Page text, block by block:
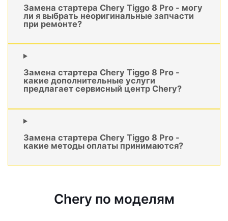
Замена стартера Chery Tiggo 8 Pro - могу
ли я выбрать неоригинальные запчасти
при ремонте?
Замена стартера Chery Tiggo 8 Pro -
какие дополнительные услуги
предлагает сервисный центр Chery?
Замена стартера Chery Tiggo 8 Pro -
какие методы оплаты принимаются?
Chery по моделям